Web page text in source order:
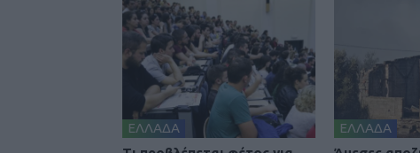
ΕΛΛΑΔΑ
ΕΛΛΑΔΑ